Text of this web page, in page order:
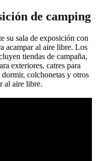
de camping
su sala de exposición con
acampar al aire libre. Los
tiendas de campaña,
exteriores, catres para
dormir, colchonetas y otros
al aire libre.